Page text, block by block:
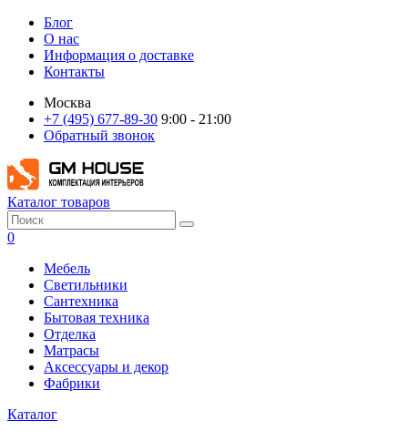
Блог
О нас
Информация о доставке
Контакты
Москва
+7 (495) 677-89-30 9:00 - 21:00
Обратный звонок
Каталог товаров
0
Мебель
Светильники
Сантехника
Бытовая техника
Отделка
Матрасы
Аксессуары и декор
Фабрики
Каталог